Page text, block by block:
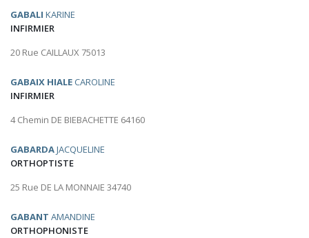
GABALI KARINE
INFIRMIER
20 Rue CAILLAUX 75013
GABAIX HIALE CAROLINE
INFIRMIER
4 Chemin DE BIEBACHETTE 64160
GABARDAJACQUELINE
ORTHOPTISTE
25 Rue DE LA MONNAIE 34740
GABANT AMANDINE
ORTHOPHONISTE